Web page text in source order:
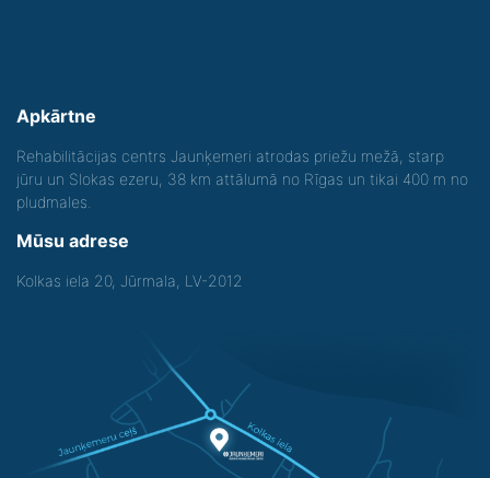
Apkārtne
Rehabilitācijas centrs Jaunķemeri atrodas priežu mežā, starp
jūru un Slokas ezeru, 38 km attālumā no Rīgas un tikai 400 m no
pludmales.
Mūsu adrese
Kolkas iela 20, Jūrmala, LV-2012